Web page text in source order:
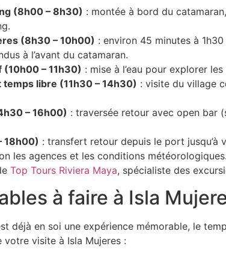
(8h00 – 8h30) : montée à bord du
(8h30 – 10h00) : environ 45 minutes à
à l’avant du catamaran.
– 11h30) : mise à l’eau pour explorer
libre (11h30 – 14h30) : visite du village
– 16h00) : traversée retour avec open bar
18h00) : transfert retour depuis le port jusqu’à
les agences et les conditions
Top Tours Riviera Maya, spécialiste des
à faire à Isla
déjà en soi une expérience mémorable, le
votre visite à Isla Mujeres :